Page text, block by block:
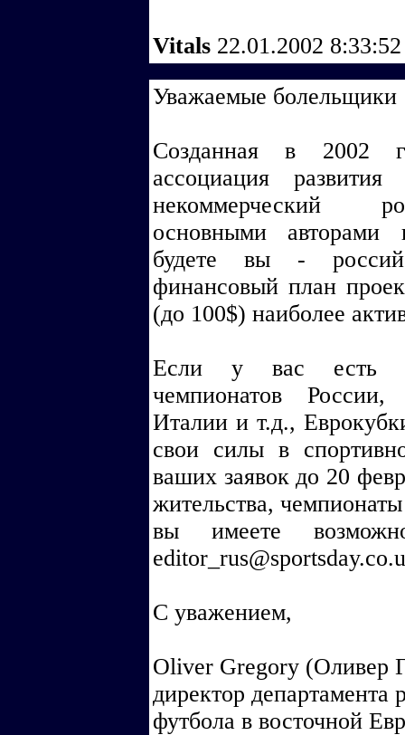
Vitals 22.01.2002
Уважаемые болельщики
Созданная в 2002
ассоциация
некоммерческий
основными авторами
будете вы -
финансовый план
(до 100$) наиболее
Если у вас есть
чемпионатов
Италии и т.д.,
свои силы в
ваших заявок до 20
жительства,
вы имеете
С уважением,
Oliver Gregory (Оливер
директор департамента
футбола в восточной